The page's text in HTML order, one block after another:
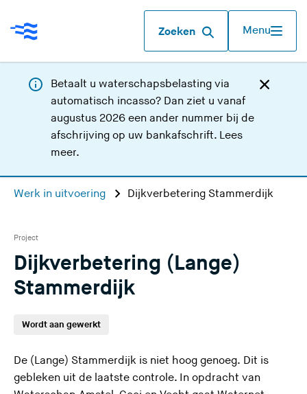
Zoeken Menu
Betaalt u waterschapsbelasting via
automatisch incasso? Dan ziet u vanaf
augustus 2026 een ander nummer bij de
afschrijving op uw bankafschrift. Lees
meer.
Werk in uitvoering Dijkverbetering Stammerdijk
Project
Dijkverbetering (Lange)
Stammerdijk
Wordt aan gewerkt
De (Lange) Stammerdijk is niet hoog genoeg. Dit is
gebleken uit de laatste controle. In opdracht van